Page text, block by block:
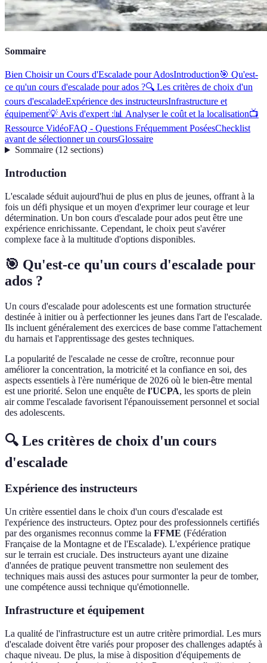
Sommaire
Bien Choisir un Cours d'Escalade pour AdosIntroduction🎯 Qu'est-
ce qu'un cours d'escalade pour ados ?🔍 Les critères de choix d'un
cours d'escaladeExpérience des instructeursInfrastructure et
équipement💡 Avis d'expert :📊 Analyser le coût et la localisation📺
Ressource VidéoFAQ - Questions Fréquemment PoséesChecklist
avant de sélectionner un coursGlossaire
Sommaire(12 sections)
Introduction
L'escalade séduit aujourd'hui de plus en plus de jeunes, offrant à la
fois un défi physique et un moyen d'exprimer leur courage et leur
détermination. Un bon cours d'escalade pour ados peut être une
expérience enrichissante. Cependant, le choix peut s'avérer
complexe face à la multitude d'options disponibles.
🎯 Qu'est-ce qu'un cours d'escalade pour
ados ?
Un cours d'escalade pour adolescents est une formation structurée
destinée à initier ou à perfectionner les jeunes dans l'art de l'escalade.
Ils incluent généralement des exercices de base comme l'attachement
du harnais et l'apprentissage des gestes techniques.
La popularité de l'escalade ne cesse de croître, reconnue pour
améliorer la concentration, la motricité et la confiance en soi, des
aspects essentiels à l'ère numérique de 2026 où le bien-être mental
est une priorité. Selon une enquête de l'UCPA, les sports de plein
air comme l'escalade favorisent l'épanouissement personnel et social
des adolescents.
🔍 Les critères de choix d'un cours
d'escalade
Expérience des instructeurs
Un critère essentiel dans le choix d'un cours d'escalade est
l'expérience des instructeurs. Optez pour des professionnels certifiés
par des organismes reconnus comme la FFME (Fédération
Française de la Montagne et de l'Escalade). L'expérience pratique
sur le terrain est cruciale. Des instructeurs ayant une dizaine
d'années de pratique peuvent transmettre non seulement des
techniques mais aussi des astuces pour surmonter la peur de tomber,
une compétence aussi technique qu'émotionnelle.
Infrastructure et équipement
La qualité de l'infrastructure est un autre critère primordial. Les murs
d'escalade doivent être variés pour proposer des challenges adaptés à
chaque niveau. De plus, la mise à disposition d'équipements de